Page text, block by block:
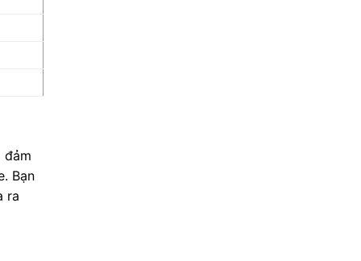
đảm
Bạn
ra